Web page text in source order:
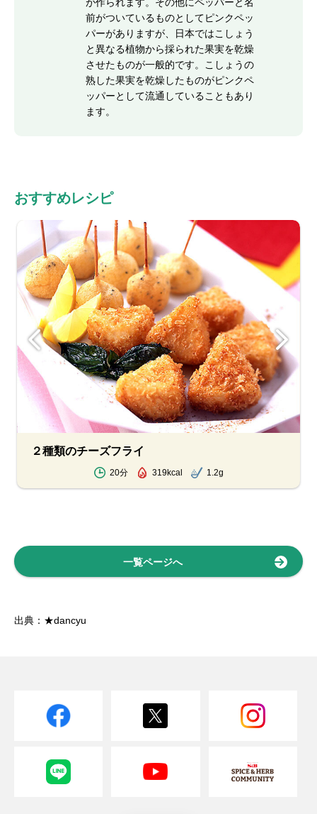
前がついているものとしてピンクペッ
パーがありますが、日本ではこしょう
と異なる植物から採られた果実を乾燥
させたものが一般的です。こしょうの
熟した果実を乾燥したものがピンクペ
ッパーとして流通していることもあり
ます。
おすすめレシピ
２種類のチーズフライ
20分 319kcal 1.2g
一覧ページへ
出典：★dancyu